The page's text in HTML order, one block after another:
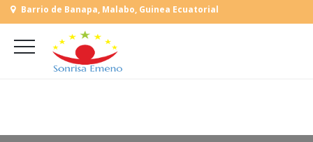
Barrio de Banapa, Malabo, Guinea Ecuatorial
(+240) 555 818930
L-V: 9:00-15:00 Sab, Dom: Cerrado